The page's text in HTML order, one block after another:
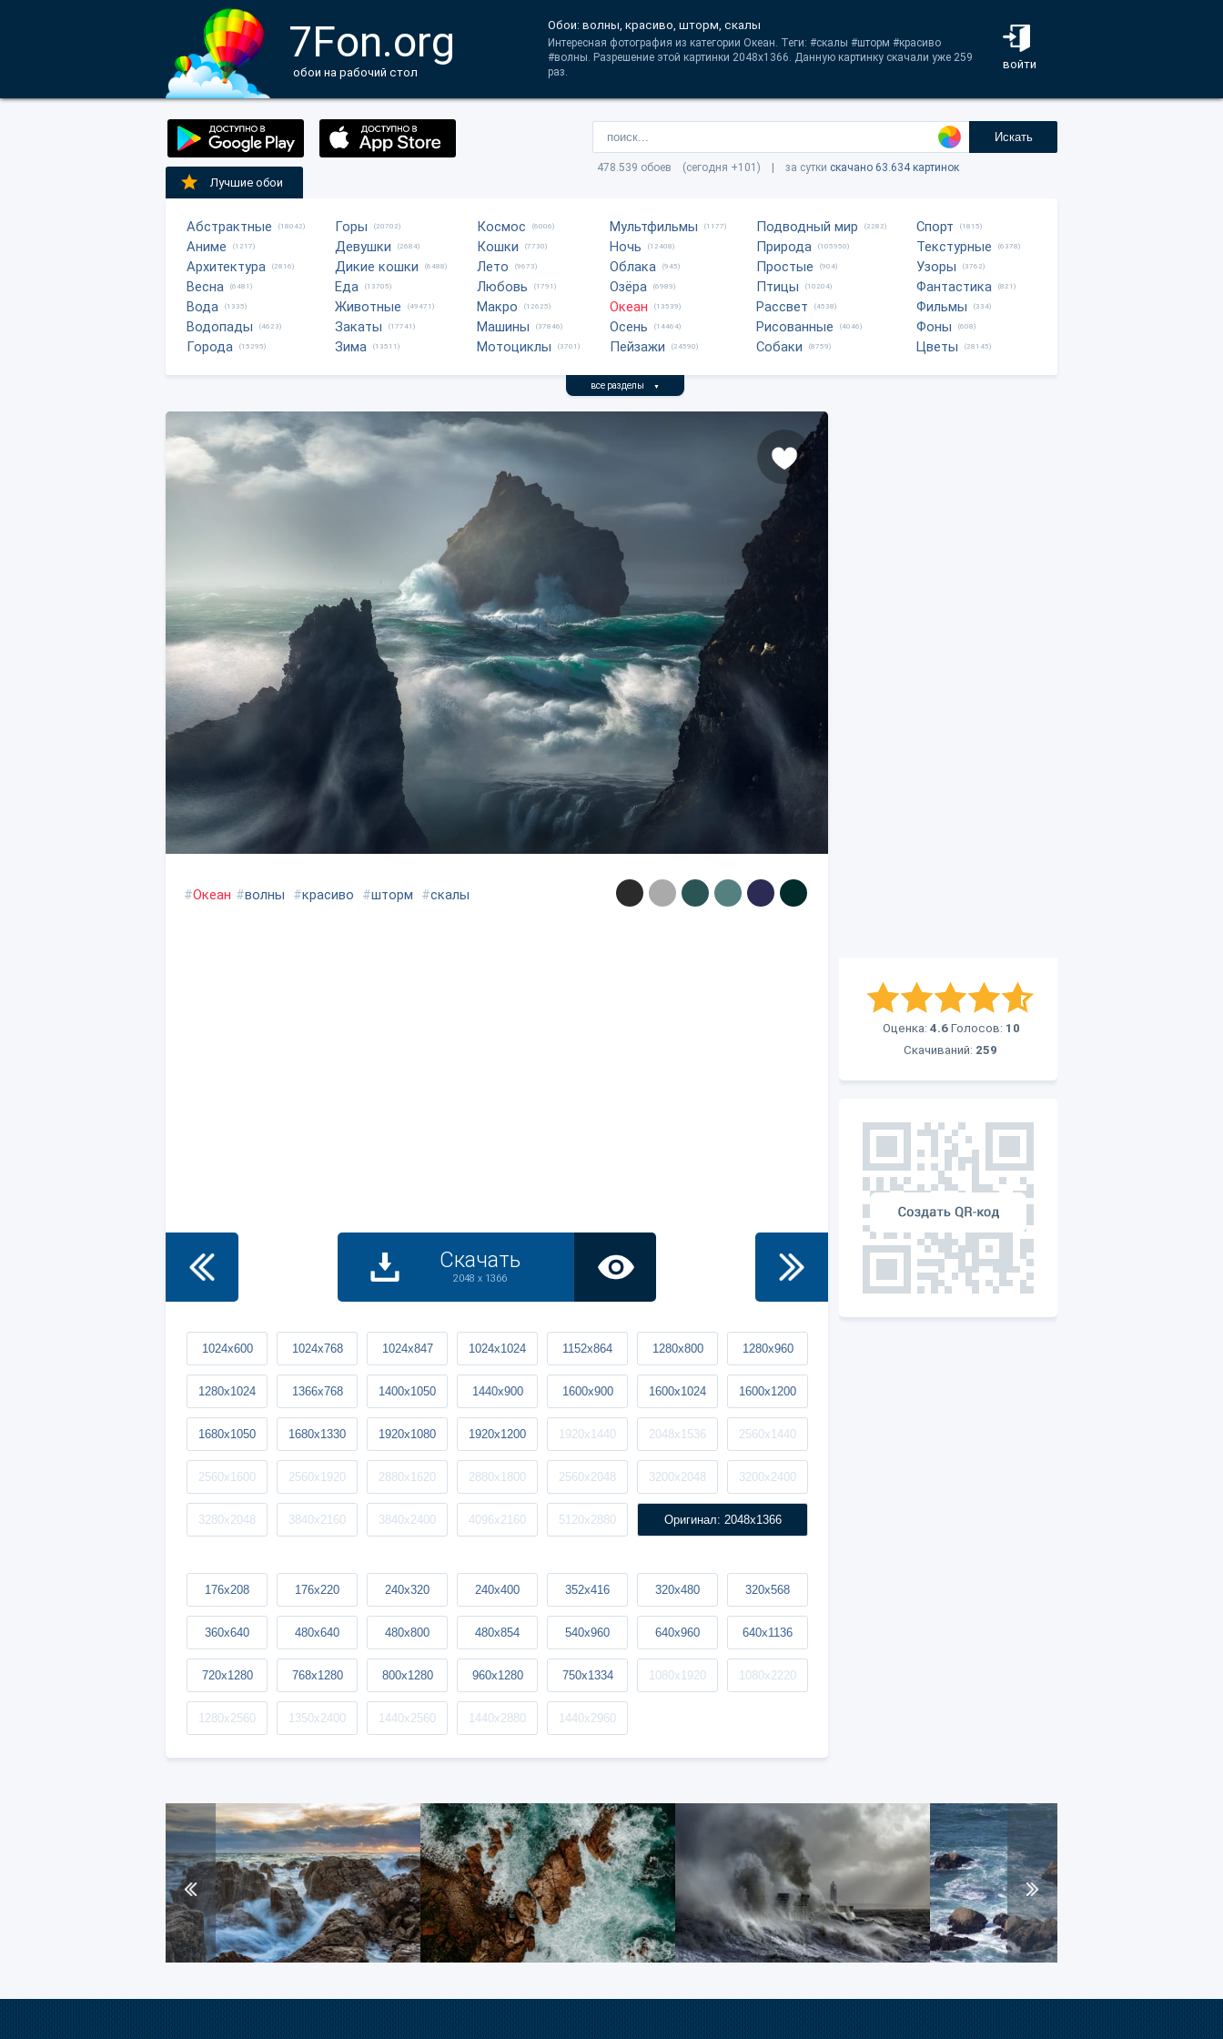
7Fon.org
обои на рабочий стол
войти
Обои: волны, красиво, шторм, скалы
Интересная фотография из категории Океан. Теги: #скалы #шторм #красиво
#волны. Разрешение этой картинки 2048x1366. Данную картинку скачали уже 259
раз.
Искать
478.539 обоев (сегодня +101) | за сутки скачано 63.634 картинок
Лучшие обои
Абстрактные (18042)
Аниме (1217)
Архитектура (2816)
Весна (6481)
Вода (1335)
Водопады (4623)
Города (15295)
Горы (20702)
Девушки (2684)
Дикие кошки (6488)
Еда (13705)
Животные (49471)
Закаты (17741)
Зима (13511)
Космос (6006)
Кошки (7730)
Лето (9673)
Любовь (1791)
Макро (12625)
Машины (37846)
Мотоциклы (3701)
Мультфильмы (1177)
Ночь (12408)
Облака (945)
Озёра (6989)
Океан (13539)
Осень (14464)
Пейзажи (24590)
Подводный мир (2282)
Природа (105950)
Простые (904)
Птицы (10204)
Рассвет (4538)
Рисованные (4046)
Собаки (8759)
Спорт (1815)
Текстурные (6378)
Узоры (3762)
Фантастика (821)
Фильмы (334)
Фоны (608)
Цветы (28145)
все разделы ▼
Оценка: 4.6 Голосов: 10
Скачиваний: 259
#Океан #волны #красиво #шторм #скалы
Скачать
2048 x 1366
1024x600 1024x768 1024x847 1024x1024 1152x864 1280x800 1280x960
1280x1024 1366x768 1400x1050 1440x900 1600x900 1600x1024 1600x1200
1680x1050 1680x1330 1920x1080 1920x1200 1920x1440 2048x1536 2560x1440
2560x1600 2560x1920 2880x1620 2880x1800 2560x2048 3200x2048 3200x2400
3280x2048 3840x2160 3840x2400 4096x2160 5120x2880 Оригинал: 2048x1366
176x208 176x220 240x320 240x400 352x416 320x480 320x568
360x640 480x640 480x800 480x854 540x960 640x960 640x1136
720x1280 768x1280 800x1280 960x1280 750x1334 1080x1920 1080x2220
1280x2560 1350x2400 1440x2560 1440x2880 1440x2960